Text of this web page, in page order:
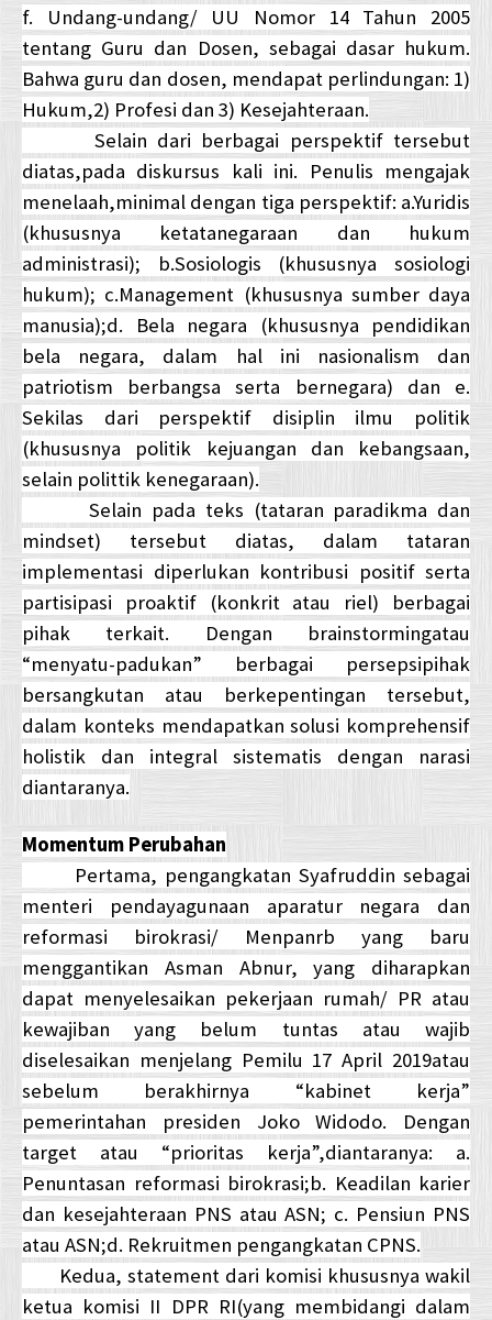
f. Undang-undang/ UU Nomor 14 Tahun 2005
tentang Guru dan Dosen, sebagai dasar hukum.
Bahwa guru dan dosen, mendapat perlindungan: 1)
Hukum,2) Profesi dan 3) Kesejahteraan.
Selain dari berbagai perspektif tersebut
diatas,pada diskursus kali ini. Penulis mengajak
menelaah,minimal dengan tiga perspektif: a.Yuridis
(khususnya ketatanegaraan dan hukum
administrasi); b.Sosiologis (khususnya sosiologi
hukum); c.Management (khususnya sumber daya
manusia);d. Bela negara (khususnya pendidikan
bela negara, dalam hal ini nasionalism dan
patriotism berbangsa serta bernegara) dan e.
Sekilas dari perspektif disiplin ilmu politik
(khususnya politik kejuangan dan kebangsaan,
selain polittik kenegaraan).
Selain pada teks (tataran paradikma dan
mindset) tersebut diatas, dalam tataran
implementasi diperlukan kontribusi positif serta
partisipasi proaktif (konkrit atau riel) berbagai
pihak terkait. Dengan brainstormingatau
“menyatu-padukan” berbagai persepsipihak
bersangkutan atau berkepentingan tersebut,
dalam konteks mendapatkan solusi komprehensif
holistik dan integral sistematis dengan narasi
diantaranya.
Momentum Perubahan
Pertama, pengangkatan Syafruddin sebagai
menteri pendayagunaan aparatur negara dan
reformasi birokrasi/ Menpanrb yang baru
menggantikan Asman Abnur, yang diharapkan
dapat menyelesaikan pekerjaan rumah/ PR atau
kewajiban yang belum tuntas atau wajib
diselesaikan menjelang Pemilu 17 April 2019atau
sebelum berakhirnya “kabinet kerja”
pemerintahan presiden Joko Widodo. Dengan
target atau “prioritas kerja”,diantaranya: a.
Penuntasan reformasi birokrasi;b. Keadilan karier
dan kesejahteraan PNS atau ASN; c. Pensiun PNS
atau ASN;d. Rekruitmen pengangkatan CPNS.
Kedua, statement dari komisi khususnya wakil
ketua komisi II DPR RI(yang membidangi dalam